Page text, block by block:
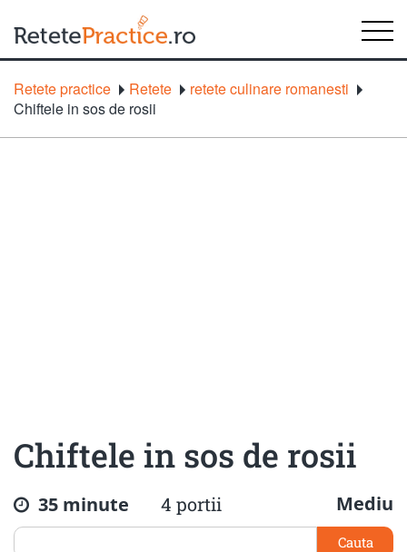
Retete practice Retete
retete culinare romanesti
Chiftele in sos de rosii
Chiftele in sos de rosii
35 minute 4 portii Mediu
Cauta